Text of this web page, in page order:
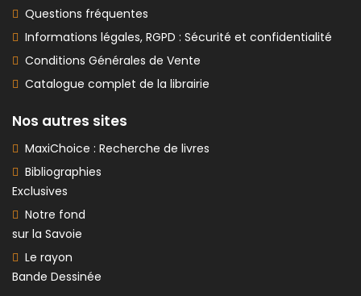
Questions fréquentes
Informations légales, RGPD : Sécurité et confidentialité
Conditions Générales de Vente
Catalogue complet de la librairie
Nos autres sites
MaxiChoice : Recherche de livres
Bibliographies
Exclusives
Notre fond
sur la Savoie
Le rayon
Bande Dessinée